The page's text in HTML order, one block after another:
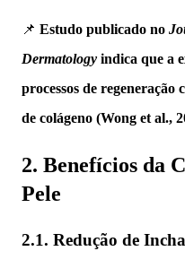
📌 Estudo publicado no
Dermatology indica que a
processos de
de colágeno (Wong et al.,
2. Benefícios da
Pele
2.1. Redução de